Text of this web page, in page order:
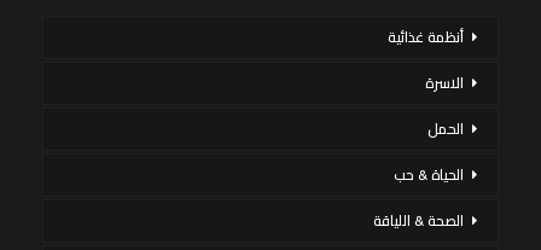
أنظمة غذائية
الاسرة
الحمل
الحياة & حب
الصحة & اللياقة